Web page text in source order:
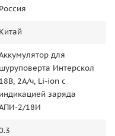
Россия
Китай
для
шуруповерта Интерскол
18В, 2А/ч, Li-ion с
индикацией заряда
2/18И